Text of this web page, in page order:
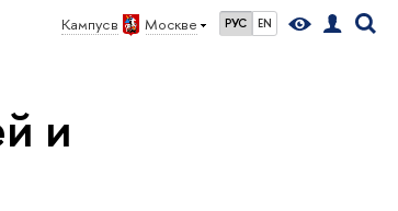
Кампус в Москве РУС EN
и